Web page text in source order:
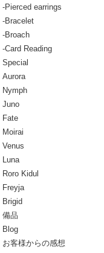
-Pierced earrings
-Bracelet
-Broach
-Card Reading
Special
Aurora
Nymph
Juno
Fate
Moirai
Venus
Luna
Roro Kidul
Freyja
Brigid
備品
Blog
お客様からの感想